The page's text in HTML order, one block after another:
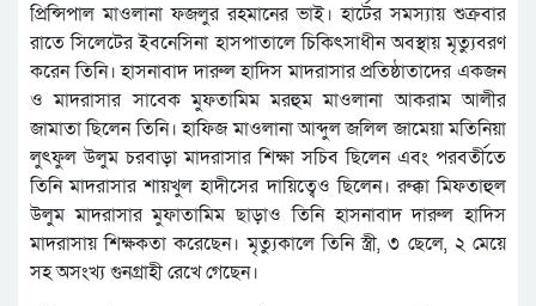
প্রিন্সিপাল মাওলানা ফজলুর রহমানের ভাই। হার্টের সমস্যায় শুক্রবার
রাতে সিলেটের ইবনেসিনা হাসপাতালে চিকিৎসাধীন অবস্থায় মৃত্যুবরণ
করেন তিনি। হাসনাবাদ দারুল হাদিস মাদরাসার প্রতিষ্ঠাতাদের একজন
ও মাদরাসার সাবেক মুফতামিম মরহুম মাওলানা আকরাম আলীর
জামাতা ছিলেন তিনি। হাফিজ মাওলানা আব্দুল জলিল জামেয়া মতিনিয়া
লুৎফুল উলুম চরবাড়া মাদরাসার শিক্ষা সচিব ছিলেন এবং পরবর্তীতে
তিনি মাদরাসার শায়খুল হাদীসের দায়িত্বেও ছিলেন। রুক্কা মিফতাহুল
উলুম মাদরাসার মুফাতামিম ছাড়াও তিনি হাসনাবাদ দারুল হাদিস
মাদরাসায় শিক্ষকতা করেছেন। মৃত্যুকালে তিনি স্ত্রী, ৩ ছেলে, ২ মেয়ে
সহ অসংখ্য গুনগ্রাহী রেখে গেছেন।